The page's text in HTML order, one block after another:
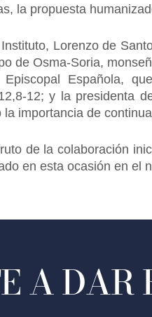
la propuesta
Lorenzo de
de Osma-Soria,
Española,
12; y la presidenta
importancia de
de la colaboración
en esta ocasión en el
A DAR